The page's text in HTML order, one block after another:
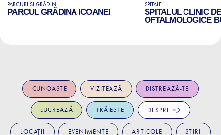
PARCURI ȘI GRĂDINI
PARCUL GRĂDINA ICOANEI
SPITALE
SPITALUL CLINIC
OFTALMOLOGICE
CUNOAȘTE VIZITEAZĂ DISTREAZĂ-TE
LUCREAZĂ TRĂIEȘTE DESPRE
LOCAȚII EVENIMENTE ARTICOLE ȘTIRI